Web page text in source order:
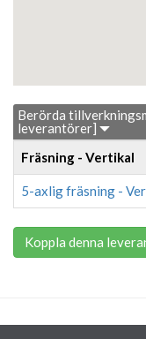
Berörda
leverantörer]
Fräsning - Vertikal
5-axlig fräsning -
Koppla denna